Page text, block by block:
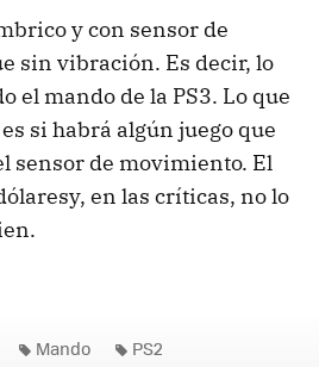
y con sensor de
sin vibración. Es decir, lo
el mando de la PS3. Lo que
si habrá algún juego que
sensor de movimiento. El
en las críticas, no lo
Mando PS2